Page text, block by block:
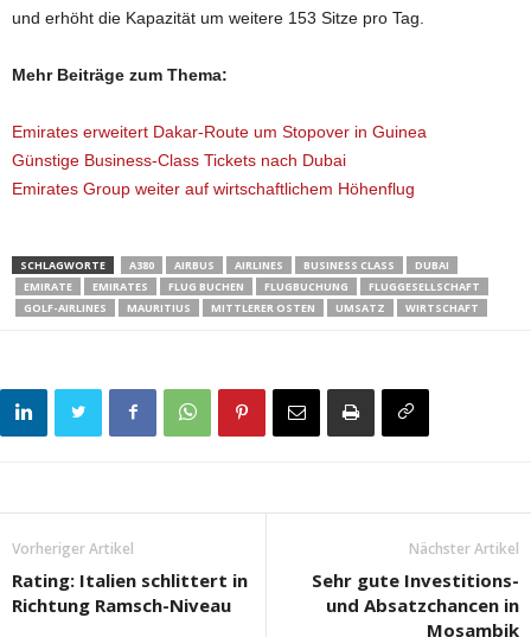
und erhöht die Kapazität um weitere 153 Sitze pro Tag.
Mehr Beiträge zum Thema:
Emirates erweitert Dakar-Route um Stopover in Guinea
Günstige Business-Class Tickets nach Dubai
Emirates Group weiter auf wirtschaftlichem Höhenflug
SCHLAGWORTE A380 AIRBUS AIRLINES BUSINESS CLASS
DUBAI
EMIRATE
EMIRATES FLUG BUCHEN FLUGBUCHUNG
FLUGGESELLSCHAFT
GOLF-AIRLINES
MAURITIUS MITTLERER OSTEN UMSATZ WIRTSCHAFT
Vorheriger Artikel
Rating: Italien schlittert in
Richtung Ramsch-Niveau
Nächster Artikel
Sehr gute Investitions-
und Absatzchancen in
Mosambik